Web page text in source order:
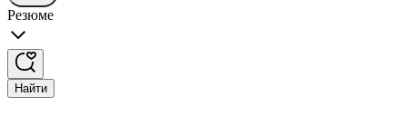
Резюме
Найти